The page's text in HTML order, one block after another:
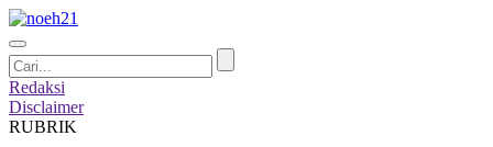
Redaksi
Disclaimer
RUBRIK